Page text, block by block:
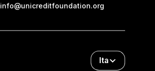
info@unicreditfoundation.org
Ita